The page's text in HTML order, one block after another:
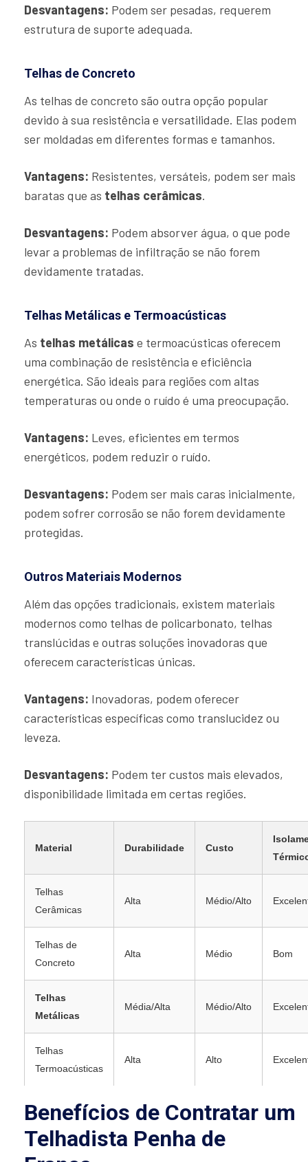
Desvantagens: Podem ser pesadas, requerem
estrutura de suporte adequada.
Telhas de Concreto
As telhas de concreto são outra opção popular
devido à sua resistência e versatilidade. Elas podem
ser moldadas em diferentes formas e tamanhos.
Vantagens: Resistentes, versáteis, podem ser mais
baratas que as telhas cerâmicas.
Desvantagens: Podem absorver água, o que pode
levar a problemas de infiltração se não forem
devidamente tratadas.
Telhas Metálicas e Termoacústicas
As telhas metálicas e termoacústicas oferecem
uma combinação de resistência e eficiência
energética. São ideais para regiões com altas
temperaturas ou onde o ruído é uma preocupação.
Vantagens: Leves, eficientes em termos
energéticos, podem reduzir o ruído.
Desvantagens: Podem ser mais caras inicialmente,
podem sofrer corrosão se não forem devidamente
protegidas.
Outros Materiais Modernos
Além das opções tradicionais, existem materiais
modernos como telhas de policarbonato, telhas
translúcidas e outras soluções inovadoras que
oferecem características únicas.
Vantagens: Inovadoras, podem oferecer
características específicas como translucidez ou
leveza.
Desvantagens: Podem ter custos mais elevados,
disponibilidade limitada em certas regiões.
Material Durabilidade Custo
Telhas
Cerâmicas
Alta Médio/Alto
Telhas de
Concreto
Alta Médio Bom
Telhas
Metálicas
Média/Alta Médio/Alto
Telhas
Termoacústicas
Alta Alto
Benefícios de Contratar um
Telhadista Penha de